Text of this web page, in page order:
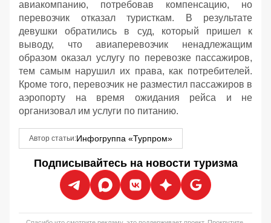
авиакомпанию, потребовав компенсацию, но
перевозчик отказал туристкам. В результате
девушки обратились в суд, который пришел к
выводу, что авиаперевозчик ненадлежащим
образом оказал услугу по перевозке пассажиров,
тем самым нарушил их права, как потребителей.
Кроме того, перевозчик не разместил пассажиров в
аэропорту на время ожидания рейса и не
организовал им услуги по питанию.
Автор статьи:Инфогруппа «Турпром»
Подписывайтесь на новости туризма